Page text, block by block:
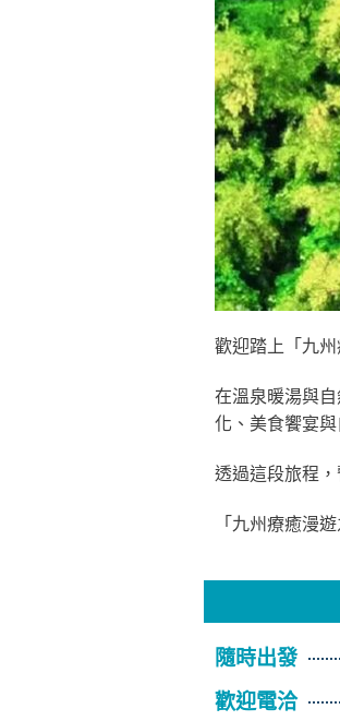
歡迎踏上「九
在溫泉暖湯與
化、美食饗宴
透過這段旅程
「九州療癒漫
隨時出發
歡迎電洽